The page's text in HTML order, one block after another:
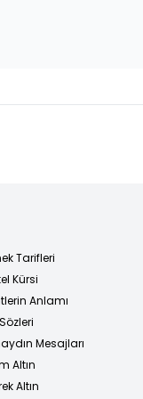
Tarifleri
Kürsi
Anlamı
Mesajları
Altın
Altın